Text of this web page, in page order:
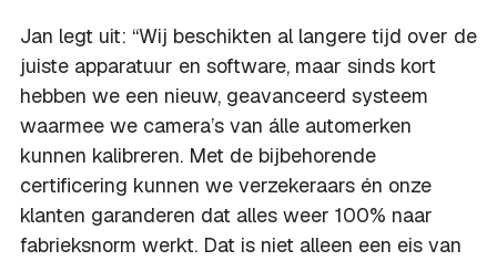
Jan legt uit: “Wij beschikten al langere tijd over de
juiste apparatuur en software, maar sinds kort
hebben we een nieuw, geavanceerd systeem
waarmee we camera’s van álle automerken
kunnen kalibreren. Met de bijbehorende
certificering kunnen we verzekeraars én onze
klanten garanderen dat alles weer 100% naar
fabrieksnorm werkt. Dat is niet alleen een eis van